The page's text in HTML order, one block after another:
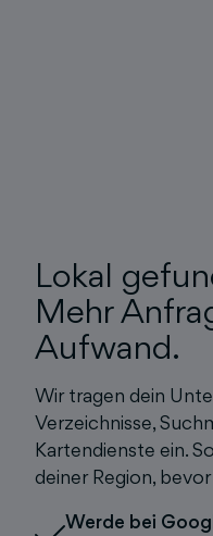
Lokal
Mehr
Aufwand.
Wir tragen dein
Verzeichnisse,
Kartendienste ein.
deiner Region,
Werde bei